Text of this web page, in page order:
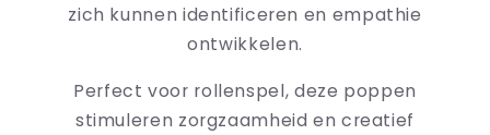
zich kunnen identificeren en empathie
ontwikkelen.
Perfect voor rollenspel, deze poppen
stimuleren zorgzaamheid en creatief